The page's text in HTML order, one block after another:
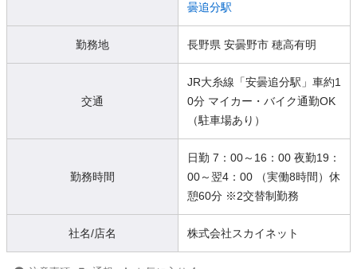
曇追分駅
勤務地 長野県 安曇野市 穂高有明
交通
JR大糸線「安曇追分駅」車約1
0分 マイカー・バイク通勤OK
（駐車場あり）
勤務時間
日勤 7：00～16：00 夜勤19：
00～翌4：00 （実働8時間）休
憩60分 ※2交替制勤務
社名/店名 株式会社スカイネット